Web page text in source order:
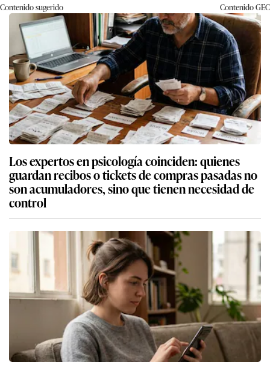
Contenido sugerido ContenidoGEC
Los expertos en psicología coinciden: quienes
guardan recibos o tickets de compras pasadas no
son acumuladores, sino que tienen necesidad de
control